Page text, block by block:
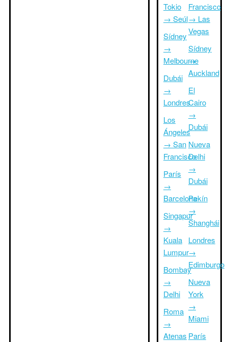
Tokio
→ Seúl
Sídney
→
Melbourne
Dubái
→
Londres
Los
Ángeles
→ San
Francisco
París
→
Barcelona
Singapur
→
Kuala
Lumpur
Bombay
→
Delhi
Roma
→
Atenas
Francisco
→ Las
Vegas
Sídney
→
Auckland
El
Cairo
→
Dubái
Nueva
Delhi
→
Dubái
Pekín
→
Shanghái
Londres
→
Edimburgo
Nueva
York
→
Miami
París